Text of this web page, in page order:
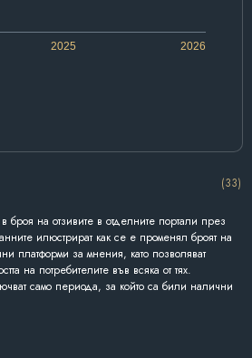
2025 2026
(33)
броя на отзивите в отделните портали през
илюстрират как се е променял броят на
платформи за мнения, като позволяват
на потребителите във всяка от тях.
само периода, за който са били налични